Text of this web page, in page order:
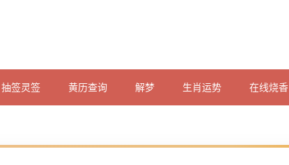
抽签灵签 黄历查询 解梦 生肖运势 在线烧香